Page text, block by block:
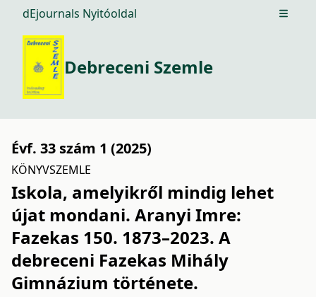
dEjournals Nyitóoldal Open
Debreceni Szemle
Évf. 33 szám 1 (2025)
KÖNYVSZEMLE
Iskola, amelyikről mindig lehet
újat mondani. Aranyi Imre:
Fazekas 150. 1873–2023. A
debreceni Fazekas Mihály
Gimnázium története.